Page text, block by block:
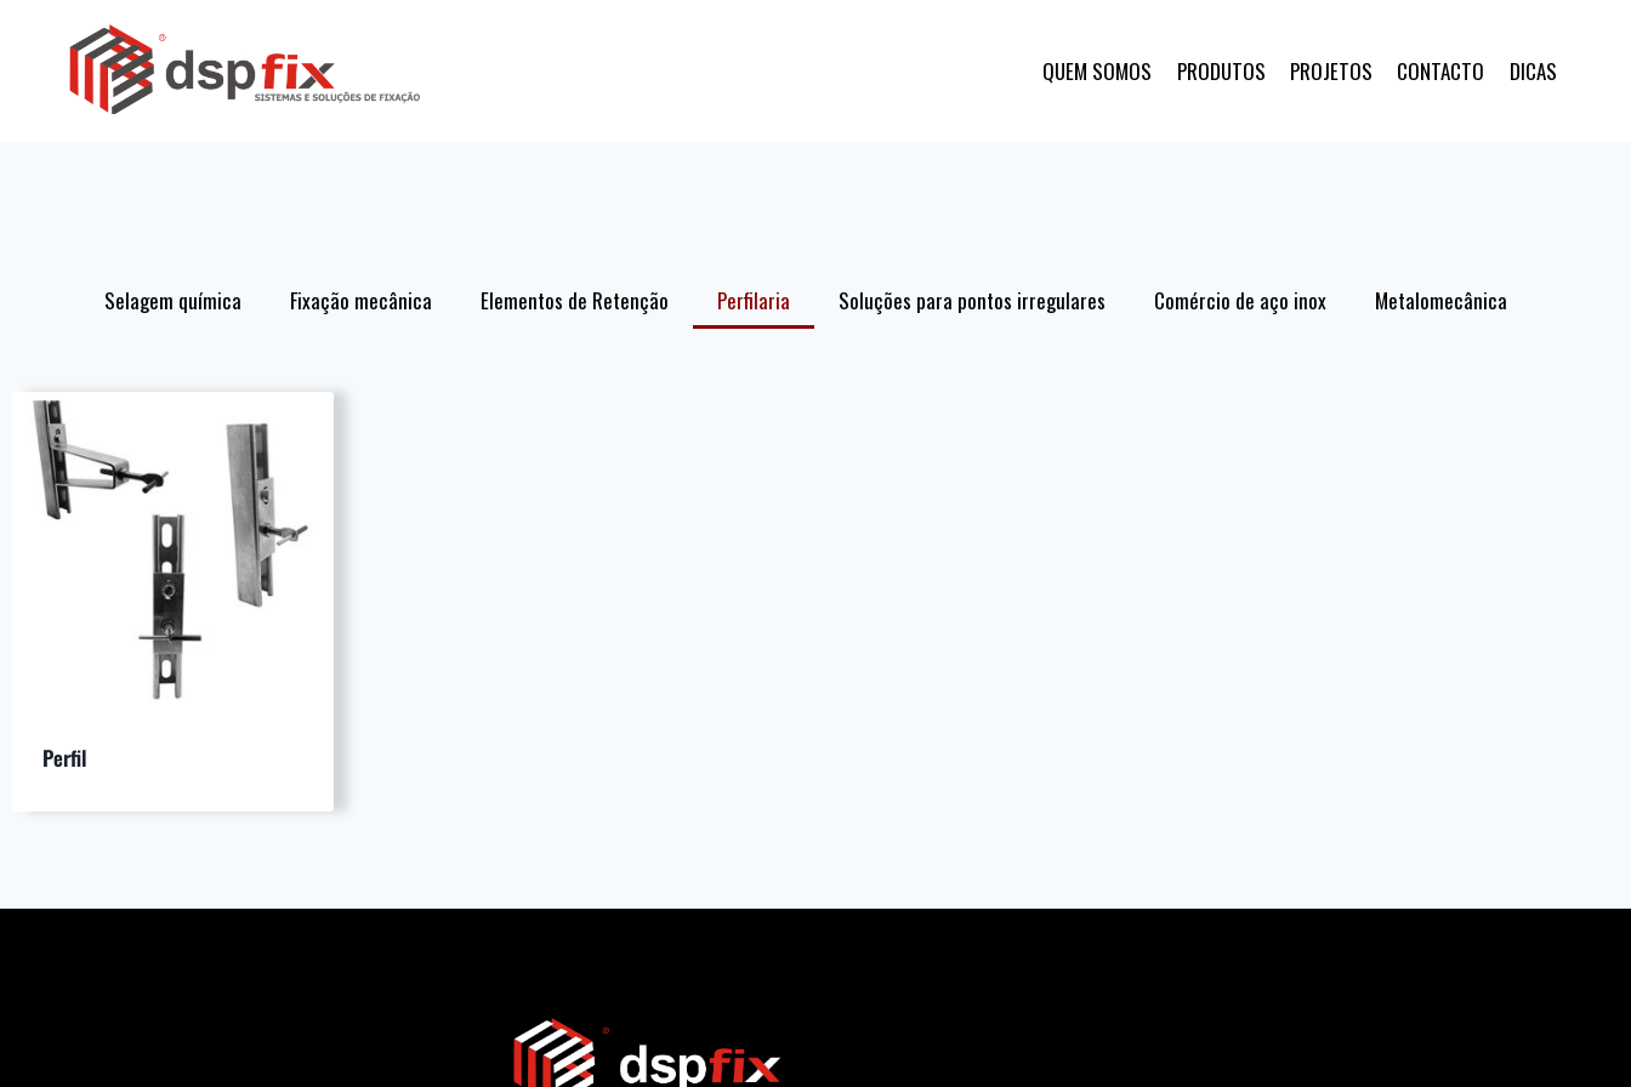
QUEM SOMOS PRODUTOS PROJETOS CONTACTO DICAS
Selagem química Fixação mecânica Elementos de Retenção Perfilaria Soluções para pontos irregulares Comércio de aço inox Metalomecânica
Perfil